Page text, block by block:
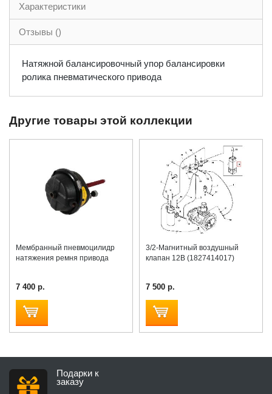
Характеристики
Отзывы ()
Натяжной балансировочный упор балансировки
ролика пневматического привода
Другие товары этой коллекции
Мембранный пневмоцилидр
натяжения ремня привода
7 400 р.
3/2-Магнитный воздушный
клапан 12В (1827414017)
7 500 р.
Подарки к
заказу